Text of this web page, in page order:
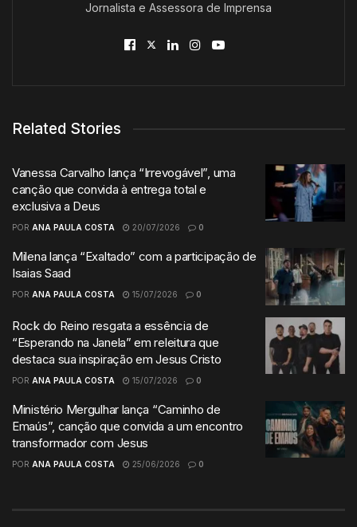
Jornalista e Assessora de Imprensa
Related Stories
Vanessa Carvalho lança “Irrevogável”, uma
canção que convida à entrega total e
exclusiva a Deus
POR ANA PAULA COSTA 20/07/2026 0
Milena lança “Exaltado” com a participação de
Isaias Saad
POR ANA PAULA COSTA 15/07/2026 0
Rock do Reino resgata a essência de
“Esperando na Janela” em releitura que
destaca sua inspiração em Jesus Cristo
POR ANA PAULA COSTA 15/07/2026 0
Ministério Mergulhar lança “Caminho de
Emaús”, canção que convida a um encontro
transformador com Jesus
POR ANA PAULA COSTA 25/06/2026 0